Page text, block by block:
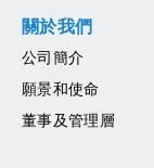
關於我們
公司簡介
願景和使命
董事及管理層